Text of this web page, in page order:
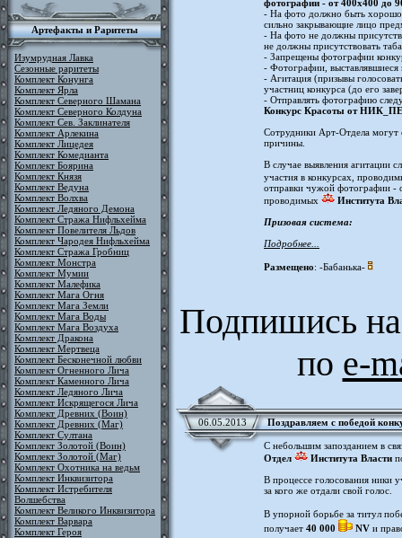
Артефакты и Раритеты
Изумрудная Лавка
Сезонные раритеты
Комплект Конунга
Комплект Ярла
Комплект Северного Шамана
Комплект Северного Колдуна
Комплект Сев. Заклинателя
Комплект Арлекина
Комплект Лицедея
Комплект Комедианта
Комплект Боярина
Комплект Князя
Комплект Ведуна
Комплект Волхва
Комплект Ледяного Демона
Комплект Стража Нифльхейма
Комплект Повелителя Льдов
Комплект Чародея Нифльхейма
Комплект Стража Гробниц
Комплект Монстра
Комплект Мумии
Комплект Малефика
Комплект Мага Огня
Комплект Мага Земли
Комплект Мага Воды
Комплект Мага Воздуха
Комплект Дракона
Комплект Мертвеца
Комплект Бесконечной любви
Комплект Огненного Лича
Комплект Каменного Лича
Комплект Ледяного Лича
Комплект Искрящегося Лича
Комплект Древних (Воин)
Комплект Древних (Маг)
Комплект Султана
Комплект Золотой (Воин)
Комплект Золотой (Маг)
Комплект Охотника на ведьм
Комплект Инквизитора
Комплект Истребителя
Волшебства
Комплект Великого Инквизитора
Комплект Варвара
Комплект Героя
фотографии - от 400x400 до
- На фото должно быть хорошо
сильно закрывающие лицо
- На фото не должны
не должны присутствовать
- Запрещены фотографии
- Фотографии,
- Агитация (призывы
участниц конкурса (до его
- Отправлять фотографию
Конкурс Красоты от
Сотрудники Арт-Отдела могут
причины.
В случае выявления агитации
участия в конкурсах,
отправки чужой фотографии -
проводимых
Института
Призовая система:
Подробнее...
Размещено: -Бабанька-
Подпишись
по e-
06.05.2013 Поздравляем с победой
С небольшим запозданием в
Отдел
Института Власти
В процессе голосования ники
за кого же отдали свой голос.
В упорной борьбе за титул
получает 40 000 NV и